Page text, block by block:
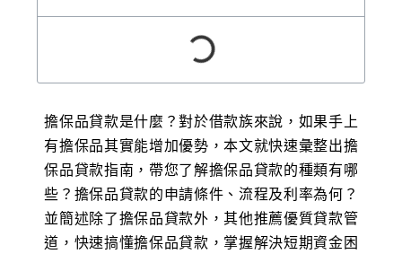
擔保品貸款是什麼？對於借款族來說，如果手上
有擔保品其實能增加優勢，本文就快速彙整出擔
保品貸款指南，帶您了解擔保品貸款的種類有哪
些？擔保品貸款的申請條件、流程及利率為何？
並簡述除了擔保品貸款外，其他推薦優質貸款管
道，快速搞懂擔保品貸款，掌握解決短期資金困